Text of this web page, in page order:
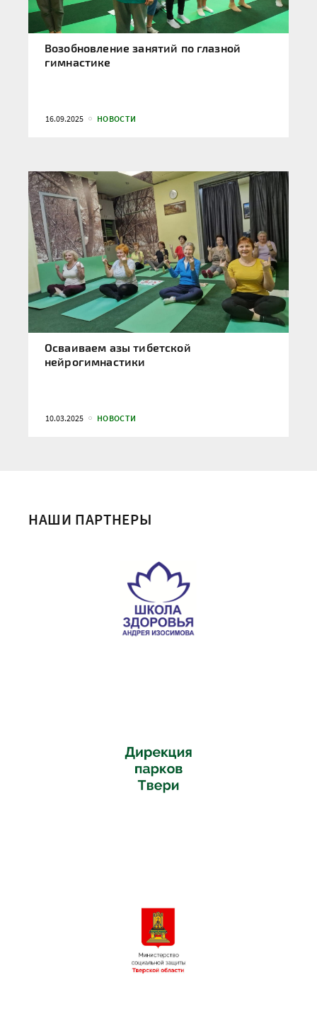
Возобновление занятий по глазной
гимнастике
16.09.2025 НОВОСТИ
Осваиваем азы тибетской
нейрогимнастики
10.03.2025 НОВОСТИ
НАШИ ПАРТНЕРЫ